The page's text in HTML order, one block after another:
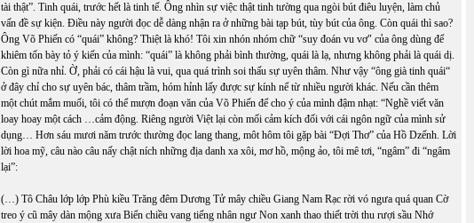
tài thật”. Tinh quái, trước hết là tinh tế. Ông nhìn sự việc thật tinh tường qua ngòi bút điêu luyện, làm chủ
vấn đề sự kiện. Điều này người đọc dễ dàng nhận ra ở những bài tạp bút, tùy bút của ông. Còn quái thì sao?
Ông Võ Phiến có “quái” không? Thiệt là khó! Tôi xin nhón nhóm chữ “suy đoán vu vơ" của ông dùng để
khiêm tốn bày tỏ ý kiến của mình: “quái” là không phải bình thường, quái là lạ, nhưng không phải là quái dị.
Còn gì nữa nhỉ. Ờ, phải có cái hậu là vui, qua quá trình soi thấu sự uyên thâm. Như vậy “ông già tinh quái“
ở đây chỉ cho sự uyên bác, thâm trầm, hóm hỉnh lấy được sự kính nể từ nhiều người khác. Nếu cần thêm
một chút mắm muối, tôi có thể mượn đoạn văn của Võ Phiến để cho ý của mình đậm nhạt: “Nghề viết văn
loay hoay một cách …cảm động. Riêng người Việt lại còn mối cảm kích đối với cái ngôn ngữ của mình sử
dụng… Hơn sáu mươi năm trước thường đọc lang thang, môt hôm tôi gặp bài “Đợi Thơ” của Hồ Dzếnh. Lời
lời hoa mỹ, câu nào câu nấy chật ních những địa danh xa xôi, mơ hồ, mộng ảo, tôi mê tơi, “ngâm” đi “ngâm
lại”:
(…) Tô Châu lớp lớp Phù kiều Trăng đêm Dương Tử mây chiều Giang Nam Rạc rời vó ngưa quá quan Cờ
treo ý cũ mây dàn mộng xưa Biển chiều vang tiếng nhân ngư Non xanh thao thiết trời thu rượi sầu Nhớ